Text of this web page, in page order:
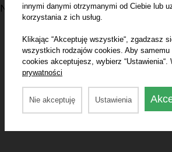
VTinnymi danymi otrzymanymi od Ciebie lub
korzystania z ich usług.
Klikając “Akceptuję wszystkie“, zgadzasz
wszystkich rodzajów cookies. Aby
cookies akceptujesz, wybierz
prywatności
Nie akceptuję Ustawienia